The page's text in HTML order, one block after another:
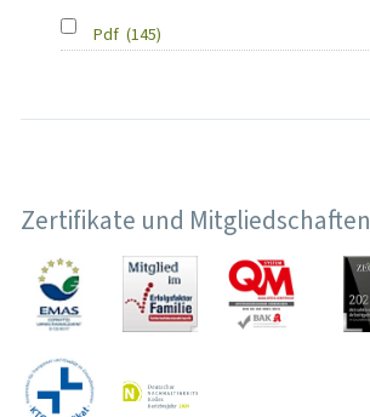
Pdf (145)
Zertifikate und Mitgliedschaften